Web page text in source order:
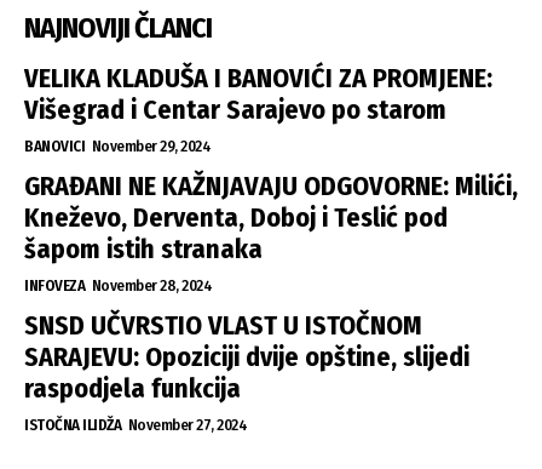
NAJNOVIJI ČLANCI
VELIKA KLADUŠA I BANOVIĆI ZA PROMJENE:
Višegrad i Centar Sarajevo po starom
BANOVICI November 29, 2024
GRAĐANI NE KAŽNJAVAJU ODGOVORNE: Milići,
Kneževo, Derventa, Doboj i Teslić pod
šapom istih stranaka
INFOVEZA November 28, 2024
SNSD UČVRSTIO VLAST U ISTOČNOM
SARAJEVU: Opoziciji dvije opštine, slijedi
raspodjela funkcija
ISTOČNA ILIDŽA November 27, 2024